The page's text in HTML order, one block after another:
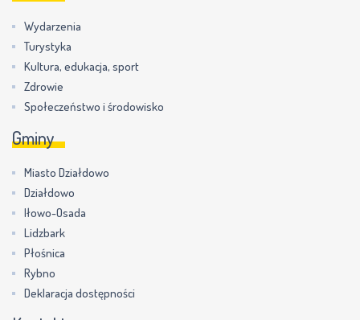
Wydarzenia
Turystyka
Kultura, edukacja, sport
Zdrowie
Społeczeństwo i środowisko
Gminy
Miasto Działdowo
Działdowo
Iłowo-Osada
Lidzbark
Płośnica
Rybno
Deklaracja dostępności